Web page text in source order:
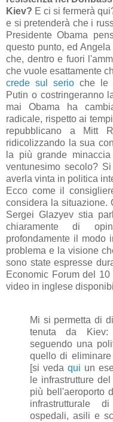
Kiev? E ci si fermerà
e si pretenderà che i
Presidente Obama
questo punto, ed
che, dentro e fuori
che vuole esattamente
crede sul serioche le
Putin o costringeranno
mai Obama ha
radicale, rispetto ai
repubblicano a Mitt
ridicolizzando la sua
la più grande
ventunesimo secolo?
averla vinta in politica
Ecco come il
considera la situazione.
Sergei Glazyev stia
chiaramente di
profondamente il modo
problema e la visione
sono state espresse
Economic Forum del
video in inglese
Mi si permetta di
tenuta da Kiev:
seguendo una
quello di
[si veda qui un
le infrastrutture
più bell'aeroporto
infrastrutturale
ospedali, asili e